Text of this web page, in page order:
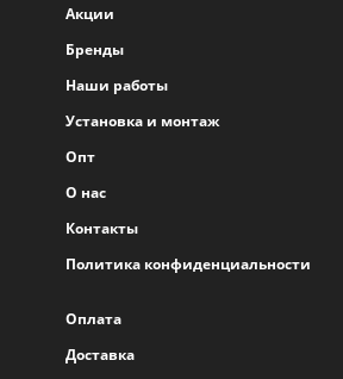
Акции
Бренды
Наши работы
Установка и монтаж
Опт
О нас
Контакты
Политика конфиденциальности
Оплата
Доставка